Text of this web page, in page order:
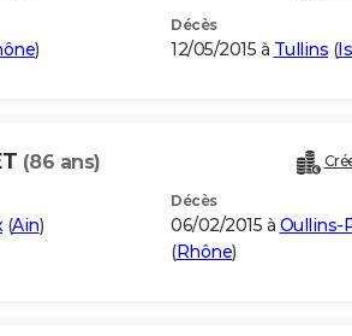
)
Décès
12/05/2015 à Tullins (
(86 ans)
(Ain)
Décès
06/02/2015 à Oullins-
(Rhône)